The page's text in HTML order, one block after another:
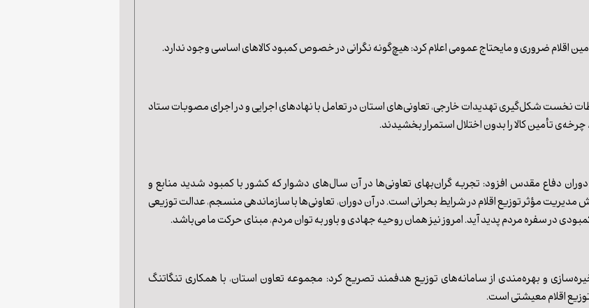
اقلام ضروری و مایحتاج عمومی اعلام کرد: هیچ‌گونه نگرانی در خصوص کمبود کالاهای اساسی وجود ندارد.
نخست شکل‌گیری تهدیدات خارجی، تعاونی‌های استان در تعامل با نهادهای اجرایی و در اجرای مصوبات ستاد
تأمین کالا را بدون اختلال استمرار بخشیدند.
دفاع مقدس افزود: تجربه گران‌بهای تعاونی‌ها در آن سال‌های دشوار که کشور با کمبود شدید منابع و
مدیریت مؤثر توزیع اقلام در شرایط بحرانی است. در آن دوران، تعاونی‌ها با سازماندهی منسجم، عدالت توزیعی
در سفره مردم پدید آید. امروز نیز همان روحیه جهادی و باور به توان مردم، مبنای حرکت ما می‌باشد.
و بهره‌مندی از سامانه‌های توزیع هدفمند تصریح کرد: مجموعه تعاون استان، با همکاری تنگاتنگ
اقلام معیشتی است.